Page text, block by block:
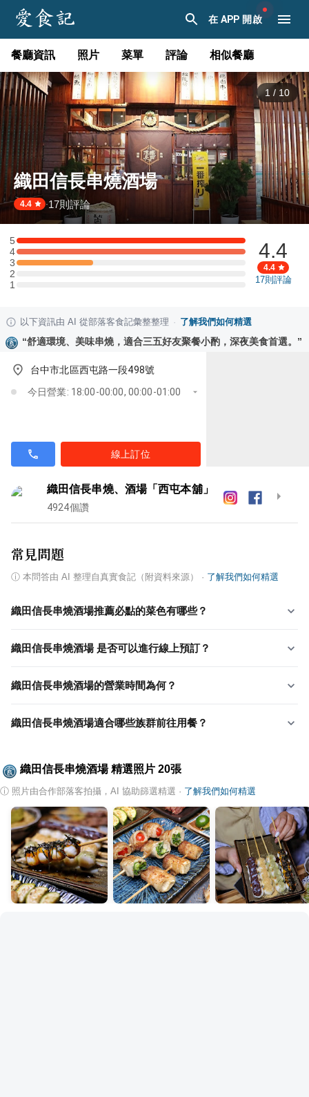
在 APP 開啟
餐廳資訊 照片 菜單 評論 相似餐廳
1 / 10
織田信長串燒酒場
4.4 ·17則評論
5
5 星：3 則評論
4
4 星：3 則評論
3
3 星：1 則評論
2
2 星：0 則評論
11 星：0 則評論
4.4
4.4
17則評論
以下資訊由 AI 從部落客食記彙整整理 · 了解我們如何精選
“舒適環境、美味串燒，適合三五好友聚餐小酌，深夜美食首選。 ”
台中市北區西屯路一段498號
今日營業: 18:00-00:00, 00:00-01:00
線上訂位
織田信長串燒、酒場「西屯本舖」
4924個讚
常見問題
ⓘ 本問答由 AI 整理自真實食記（附資料來源） · 了解我們如何精選
織田信長串燒酒場推薦必點的菜色有哪些？
織田信長串燒酒場 是否可以進行線上預訂？
織田信長串燒酒場的營業時間為何？
織田信長串燒酒場適合哪些族群前往用餐？
織田信長串燒酒場精選照片 20張
ⓘ 照片由合作部落客拍攝，AI 協助篩選精選 · 了解我們如何精選